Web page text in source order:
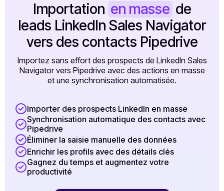
Importation en masse de
leads LinkedIn Sales Navigator
vers des contacts Pipedrive
Importez sans effort des prospects de LinkedIn Sales
Navigator vers Pipedrive avec des actions en masse
et une synchronisation automatisée.
Importer des prospects LinkedIn en masse
Synchronisation automatique des contacts avec
Pipedrive
Éliminer la saisie manuelle des données
Enrichir les profils avec des détails clés
Gagnez du temps et augmentez votre
productivité